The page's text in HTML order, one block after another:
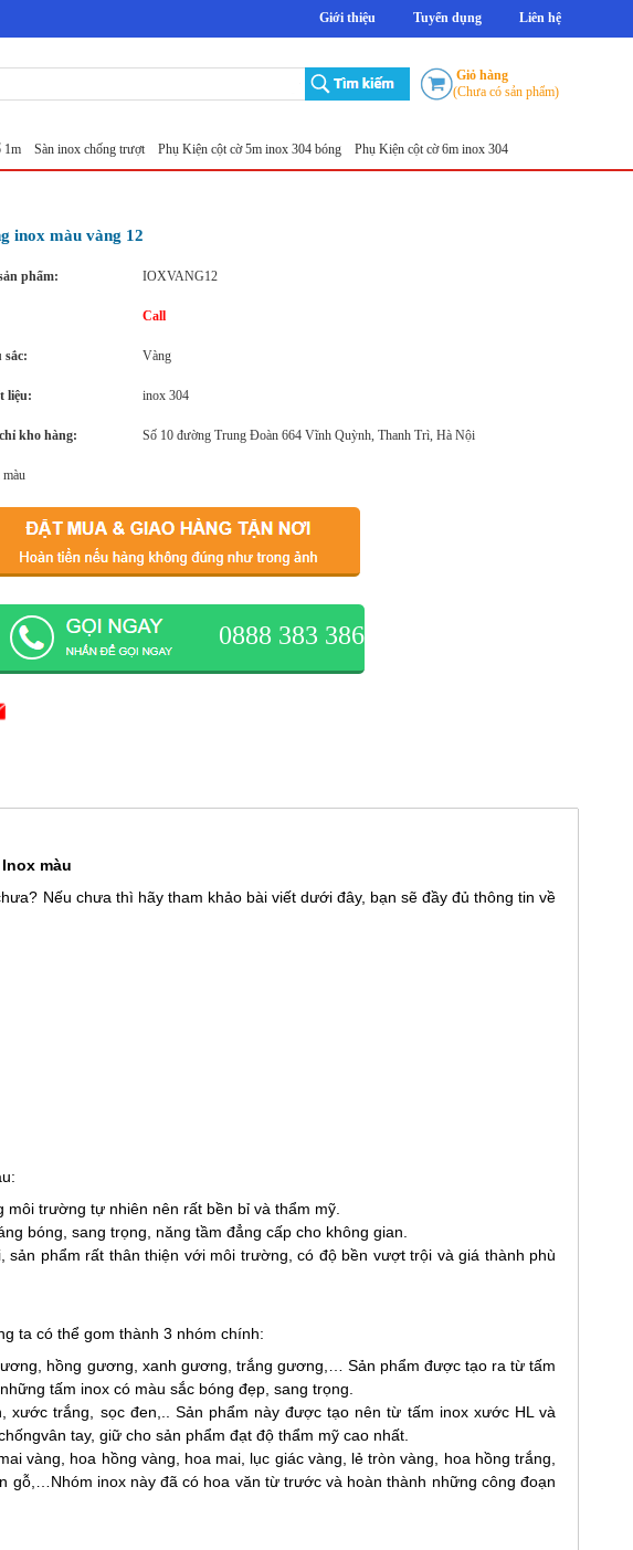
Giới thiệu Tuyển dụng Liên hệ
Giỏ hàng
(Chưa có sản phẩm)
chống trượt Phụ Kiện cột cờ 5m inox 304 bóng Phụ Kiện cột cờ 6m inox 304 bóng Phụ Kiện cột cờ 7m inox
inox màu vàng 12
phẩm: IOXVANG12
Call
sắc: Vàng
liệu: inox 304
kho hàng: Số 10 đường Trung Đoàn 664 Vĩnh Quỳnh, Thanh Trì, Hà Nội
0888 383 386
Inox màu
Nếu chưa thì hãy tham khảo bài viết dưới đây, bạn sẽ đầy đủ thông tin về
trường tự nhiên nên rất bền bỉ và thẩm mỹ.
bóng, sang trọng, năng tầm đẳng cấp cho không gian.
phẩm rất thân thiện với môi trường, có độ bền vượt trội và giá thành phù
ta có thể gom thành 3 nhóm chính:
hồng gương, xanh gương, trắng gương,… Sản phẩm được tạo ra từ tấm
tấm inox có màu sắc bóng đẹp, sang trọng.
trắng, sọc đen,.. Sản phẩm này được tạo nên từ tấm inox xước HL và
tay, giữ cho sản phẩm đạt độ thẩm mỹ cao nhất.
vàng, hoa hồng vàng, hoa mai, lục giác vàng, lẻ tròn vàng, hoa hồng trắng,
gỗ,…Nhóm inox này đã có hoa văn từ trước và hoàn thành những công đoạn